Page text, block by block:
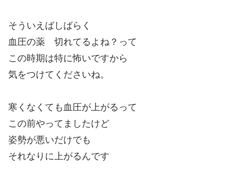
そういえばしばらく
血圧の薬 切れてるよね？って
この時期は特に怖いですから
気をつけてくださいね。
寒くなくても血圧が上がるって
この前やってましたけど
姿勢が悪いだけでも
それなりに上がるんです